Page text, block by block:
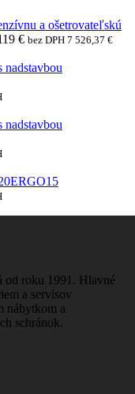
a ošetrovateľskú
€ bez DPH 7 526,37 €
od roku 1991. Hlavné
a servisov
nábytkom a
schránok.